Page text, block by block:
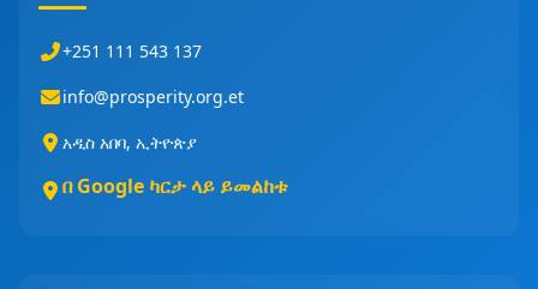
+251 111 543 137
info@prosperity.org.et
አዲስ አበባ, ኢትዮጵያ
በ Google ካርታ ላይ ይመልከቱ